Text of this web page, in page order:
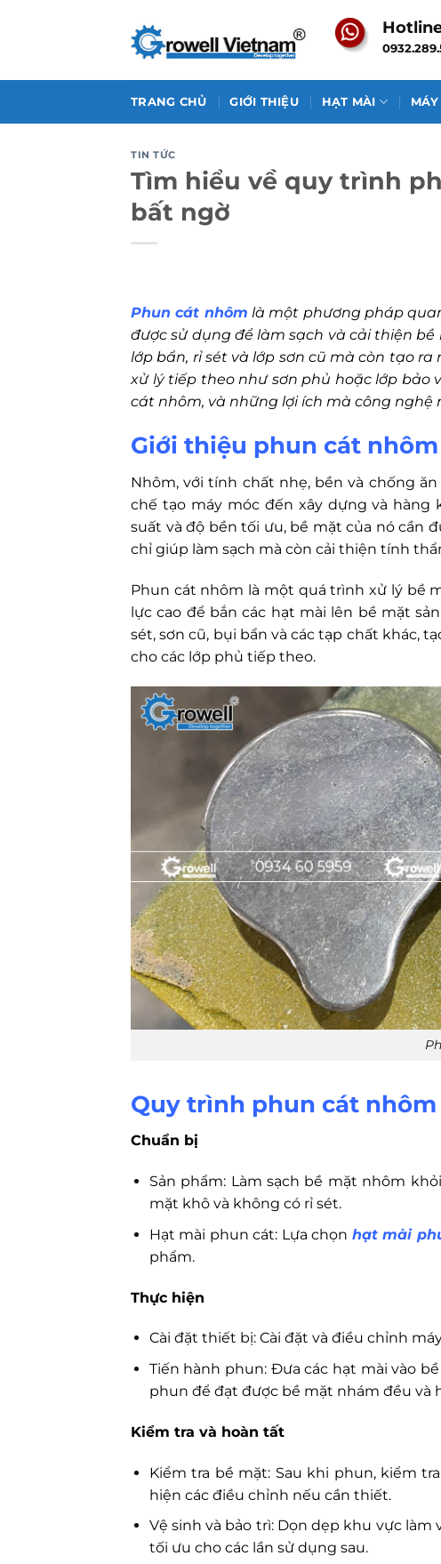
TRANG CHỦ GIỚI THIỆU HẠT MÀI
TIN TỨC
Tìm hiểu về quy trình
bất ngờ
Phun cát nhôm là một phương pháp
được sử dụng để làm sạch và cải thiện
lớp bẩn, rỉ sét và lớp sơn cũ mà còn tạo
xử lý tiếp theo như sơn phủ hoặc lớp bảo
cát nhôm, và những lợi ích mà công
Giới thiệu phun cát nhôm
Nhôm, với tính chất nhẹ, bền và chống
chế tạo máy móc đến xây dựng và hàng
suất và độ bền tối ưu, bề mặt của nó cần
chỉ giúp làm sạch mà còn cải thiện tính
Phun cát nhôm là một quá trình xử lý bề
lực cao để bắn các hạt mài lên bề mặt
sét, sơn cũ, bụi bẩn và các tạp chất khác,
cho các lớp phủ tiếp theo.
Quy trình phun cát nhôm
Chuẩn bị
Sản phẩm: Làm sạch bề mặt nhôm
mặt khô và không có rỉ sét.
Hạt mài phun cát: Lựa chọn hạt mài
phẩm.
Thực hiện
Cài đặt thiết bị: Cài đặt và điều chỉnh
Tiến hành phun: Đưa các hạt mài vào
phun để đạt được bề mặt nhám đều và
Kiểm tra và hoàn tất
Kiểm tra bề mặt: Sau khi phun, kiểm
hiện các điều chỉnh nếu cần thiết.
Vệ sinh và bảo trì: Dọn dẹp khu vực
tối ưu cho các lần sử dụng sau.